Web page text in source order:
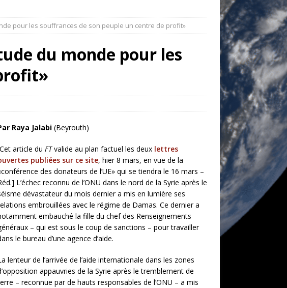
pour les souffrances de son peuple un centre de profit»
du monde pour les
Raya Jalabi (Beyrouth)
article du FTvalide au plan factuel les deux lettres
publiées sur ce site, hier 8 mars, en vue de la
des donateurs de l’UE» qui se tiendra le 16 mars –
L’échec reconnu de l’ONU dans le nord de la Syrie après le
dévastateur du mois dernier a mis en lumière ses
embrouillées avec le régime de Damas. Ce dernier a
embauché la fille du chef des Renseignements
– qui est sous le coup de sanctions – pour travailler
le bureau d’une agence d’aide.
lenteur de l’arrivée de l’aide internationale dans les zones
appauvries de la Syrie après le tremblement de
– reconnue par de hauts responsables de l’ONU – a mis